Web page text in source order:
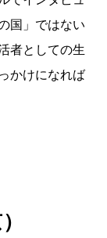
国」ではない
者としての生
かけになれば